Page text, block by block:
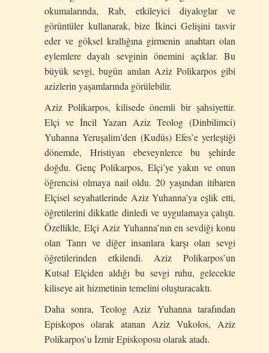
okumalarında, Rab, etkileyici diyaloglar ve
görüntüler kullanarak, bize İkinci Gelişini tasvir
eder ve göksel krallığına girmenin anahtarı olan
eylemlere dayalı sevginin önemini açıklar. Bu
büyük sevgi, bugün anılan Aziz Polikarpos gibi
azizlerin yaşamlarında görülebilir.
Aziz Polikarpos, kilisede önemli bir şahsiyettir.
Elçi ve İncil Yazarı Aziz Teolog (Dinbilimci)
Yuhanna Yeruşalim’den (Kudüs) Efes’e yerleştiği
dönemde, Hristiyan ebeveynlerce bu şehirde
doğdu. Genç Polikarpos, Elçi’ye yakın ve onun
öğrencisi olmaya nail oldu. 20 yaşından itibaren
Elçisel seyahatlerinde Aziz Yuhanna’ya eşlik etti,
öğretilerini dikkatle dinledi ve uygulamaya çalıştı.
Özellikle, Elçi Aziz Yuhanna’nın en sevdiği konu
olan Tanrı ve diğer insanlara karşı olan sevgi
öğretilerinden etkilendi. Aziz Polikarpos’un
Kutsal Elçiden aldığı bu sevgi ruhu, gelecekte
kiliseye ait hizmetinin temelini oluşturacaktı.
Daha sonra, Teolog Aziz Yuhanna tarafından
Episkopos olarak atanan Aziz Vukolos, Aziz
Polikarpos’u İzmir Episkoposu olarak atadı.